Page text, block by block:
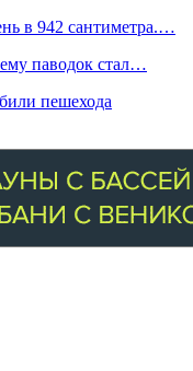
в 942 сантиметра.…
паводок стал…
пешехода